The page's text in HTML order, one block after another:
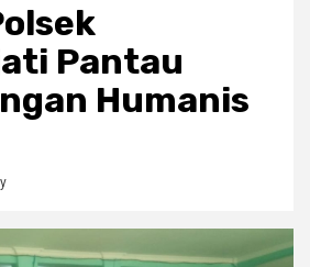
Pantau
Humanis